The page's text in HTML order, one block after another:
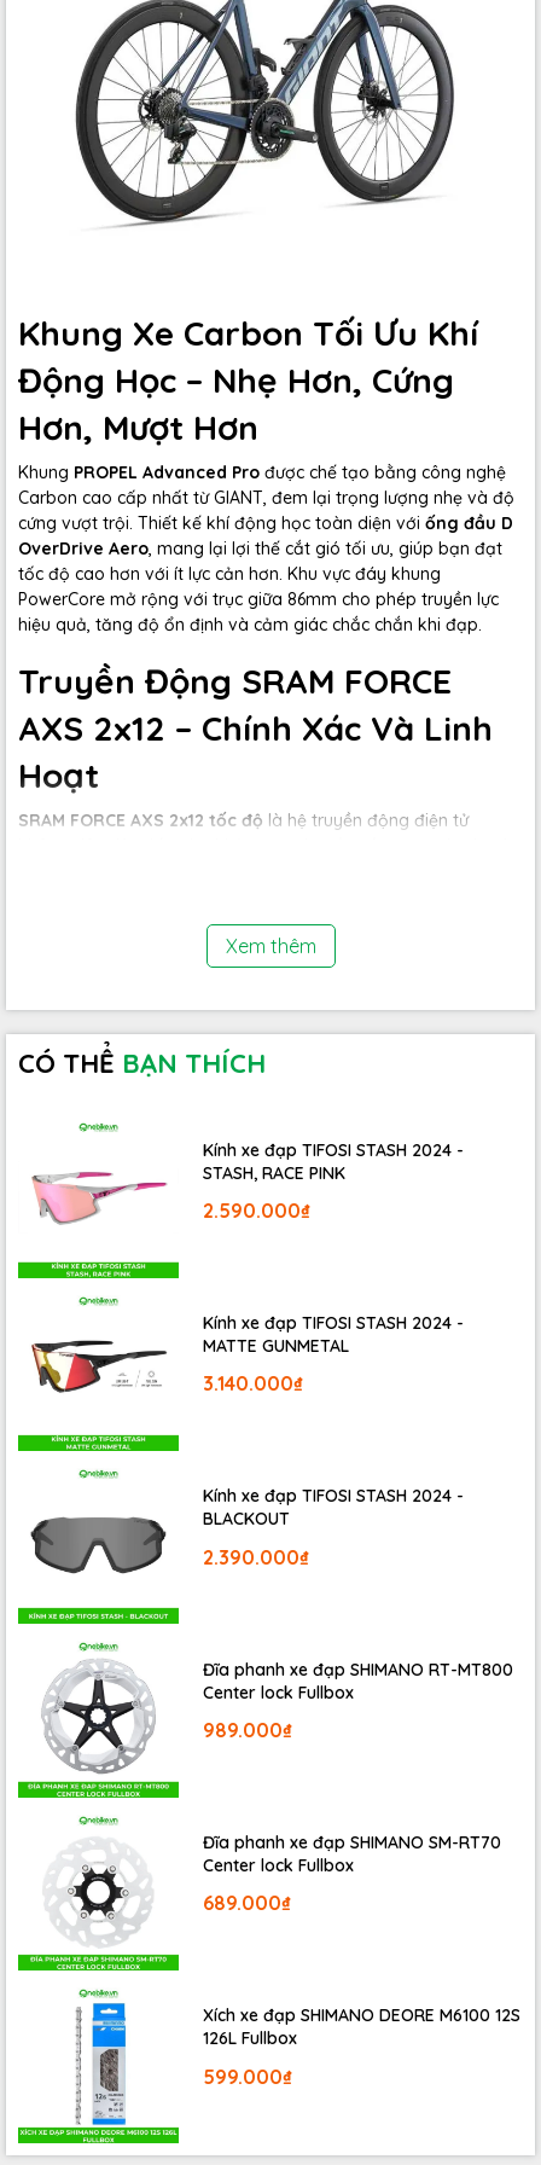
Khung Xe Carbon Tối Ưu Khí
Động Học – Nhẹ Hơn, Cứng
Hơn, Mượt Hơn
Khung PROPEL Advanced Pro được chế tạo bằng công nghệ
Carbon cao cấp nhất từ GIANT, đem lại trọng lượng nhẹ và độ
cứng vượt trội. Thiết kế khí động học toàn diện với ống đầu D
OverDrive Aero, mang lại lợi thế cắt gió tối ưu, giúp bạn đạt
tốc độ cao hơn với ít lực cản hơn. Khu vực đáy khung
PowerCore mở rộng với trục giữa 86mm cho phép truyền lực
hiệu quả, tăng độ ổn định và cảm giác chắc chắn khi đạp.
Truyền Động SRAM FORCE
AXS 2x12 – Chính Xác Và Linh
Hoạt
SRAM FORCE AXS 2x12 tốc độ là hệ truyền động điện tử
đua xe ở mọi cấp độ. Ngoài ra,phanh đĩa dầu SRAM FORCE
giúp kiểm soát tốc độ an toàn, đặc biệt khi đổ đèo hoặc
đi trong điều kiện thời tiết xấu.
Ghi Đông Tùy Chỉnh Dễ Dàng –
Tối Ưu Tư Thế Đạp
Hệ thống ghi đông Contact SLR Aero
thẩm mỹ cho xe. Việc điều chỉnh độ nghiêng của ghi đông cực
kỳ dễ dàng chỉ với một chiếc lục lăng 4mm, cho phép bạn điều
chỉnh góc nghiêng
lên đến 10 độ, phù hợp với nhiều tư thế đạp
khác nhau, từ thoải mái đến khí động học.
Xem thêm
CÓ THỂ BẠN THÍCH
Kính xe đạp TIFOSI STASH 2024 -
STASH, RACE PINK
2.590.000₫
Kính xe đạp TIFOSI STASH 2024 -
MATTE GUNMETAL
3.140.000₫
Kính xe đạp TIFOSI STASH 2024 -
BLACKOUT
2.390.000₫
Đĩa phanh xe đạp SHIMANO RT-MT800
Center lock Fullbox
989.000₫
Đĩa phanh xe đạp SHIMANO SM-RT70
Center lock Fullbox
689.000₫
Xích xe đạp SHIMANO DEORE M6100 12S
126L Fullbox
599.000₫